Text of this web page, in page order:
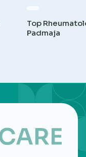
Top
Padmaja